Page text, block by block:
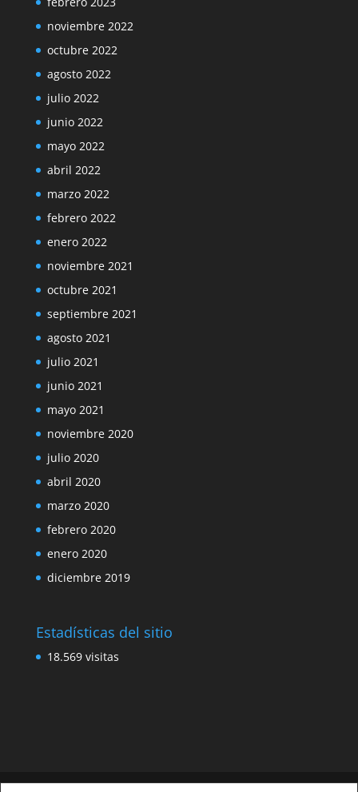
noviembre 2022
octubre 2022
agosto 2022
julio 2022
junio 2022
mayo 2022
abril 2022
marzo 2022
febrero 2022
enero 2022
noviembre 2021
octubre 2021
septiembre 2021
agosto 2021
julio 2021
junio 2021
mayo 2021
noviembre 2020
julio 2020
abril 2020
marzo 2020
febrero 2020
enero 2020
diciembre 2019
Estadísticas del sitio
18.569 visitas